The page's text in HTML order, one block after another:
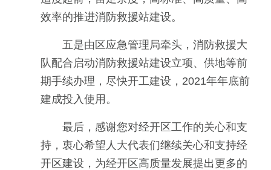
效率的推进消防救援站建设。
五是由区应急管理局牵头，消防救援大
队配合启动消防救援站建设立项、供地等前
期手续办理，尽快开工建设，2021年年底前
建成投入使用。
最后，感谢您对经开区工作的关心和支
持，衷心希望人大代表们继续关心和支持经
开区建设，为经开区高质量发展提出更多的